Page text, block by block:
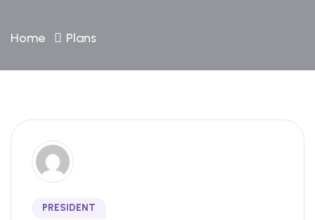
Home Plans
PRESIDENT